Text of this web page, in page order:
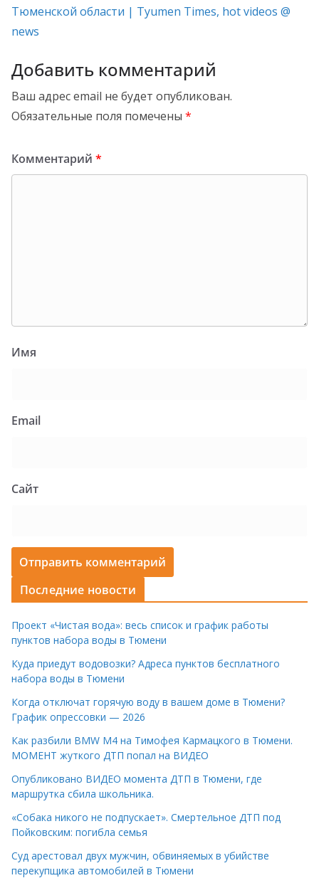
Тюменской области | Tyumen Times, hot videos @
news
Добавить комментарий
Ваш адрес email не будет опубликован.
Обязательные поля помечены *
Комментарий *
Имя
Email
Сайт
Последние новости
Проект «Чистая вода»: весь список и график работы
пунктов набора воды в Тюмени
Куда приедут водовозки? Адреса пунктов бесплатного
набора воды в Тюмени
Когда отключат горячую воду в вашем доме в Тюмени?
График опрессовки — 2026
Как разбили BMW M4 на Тимофея Кармацкого в Тюмени.
МОМЕНТ жуткого ДТП попал на ВИДЕО
Опубликовано ВИДЕО момента ДТП в Тюмени, где
маршрутка сбила школьника.
«Собака никого не подпускает». Смертельное ДТП под
Пойковским: погибла семья
Суд арестовал двух мужчин, обвиняемых в убийстве
перекупщика автомобилей в Тюмени